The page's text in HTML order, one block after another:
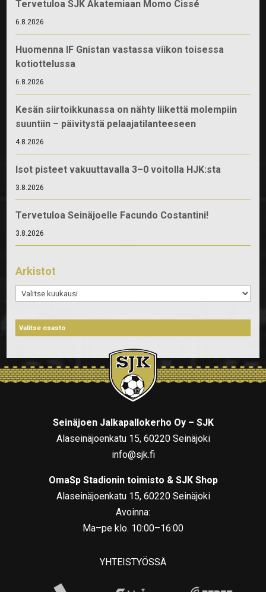
Tervetuloa SJK Akatemiaan Momo Cissé
6.8.2026
Huomenna IF Gnistan vastassa viikon toisessa
kotiottelussa
6.8.2026
Kesän siirtoikkunassa on nähty liikettä molempiin
suuntiin – päivitystä pelaajatilanteeseen
4.8.2026
Isot pisteet vakuuttavalla 3–0 voitolla HJK:sta
3.8.2026
Tervetuloa Seinäjoelle Facundo Costantini!
3.8.2026
Arkistot
Arkistot
Seinäjoen Jalkapallokerho Oy – SJK
Alaseinäjoenkatu 15, 60220 Seinäjoki
info@sjk.fi
OmaSp Stadionin toimisto & SJK Shop
Alaseinäjoenkatu 15, 60220 Seinäjoki
Avoinna:
Ma–pe klo. 10:00–16:00
YHTEISTYÖSSÄ